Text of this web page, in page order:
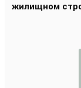
жилищном